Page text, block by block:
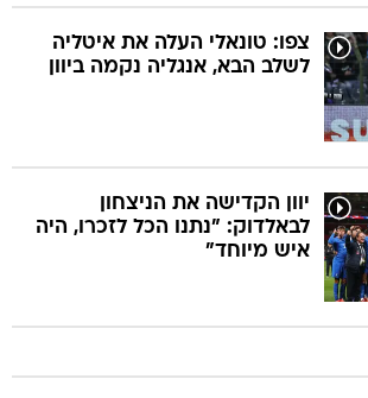
צפו: טונאלי העלה את איטליה
לשלב הבא, אנגליה נקמה ביוון
יוון הקדישה את הניצחון
לבאלדוק: "נתנו הכל לזכרו, היה
איש מיוחד"